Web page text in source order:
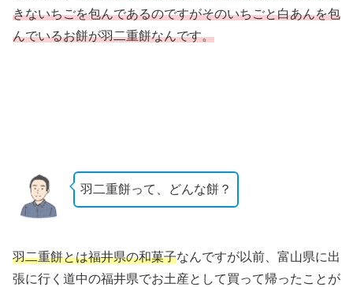
きないちごを包んであるのですがそのいちごと白あんを包
んでいるお餅が羽二重餅なんです。
羽二重餅って、どんな餅？
羽二重餅とは福井県の和菓子なんですが以前、富山県に出
張に行く道中の福井県でお土産として買って帰ったことが